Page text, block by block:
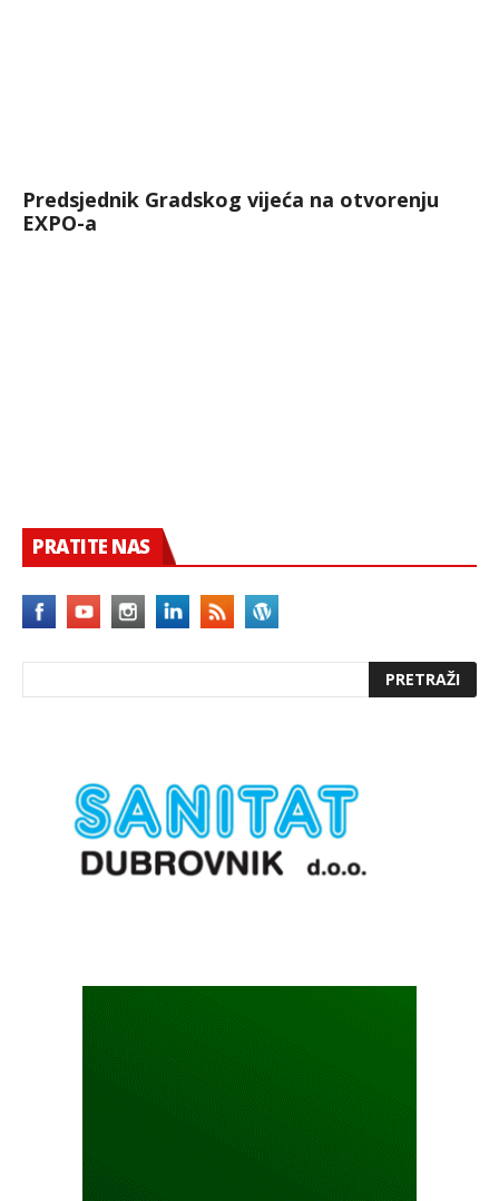
Predsjednik Gradskog vijeća na otvorenju
EXPO-a
PRATITE NAS